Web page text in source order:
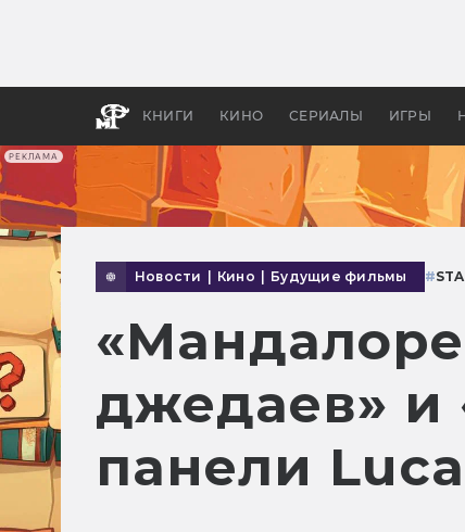
РЕКЛАМА
КНИГИ КИНО СЕРИАЛЫ ИГРЫ
Новости Кино Будущие фильмы #
джедаев» и
панели